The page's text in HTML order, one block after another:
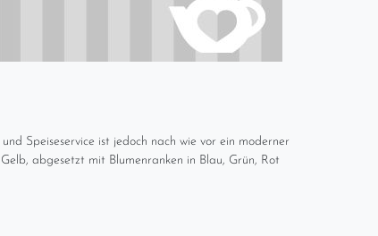
Speiseservice ist jedoch nach wie vor ein moderner
abgesetzt mit Blumenranken in Blau, Grün, Rot